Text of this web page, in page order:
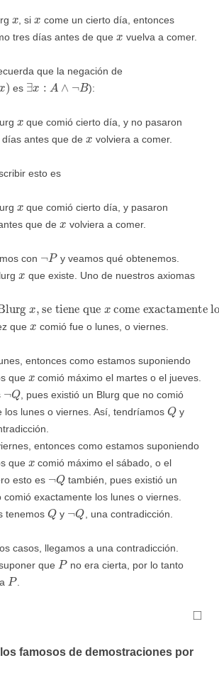
, si
come un cierto día, entonces
tres días antes de que
vuelva a comer.
que la negación de
es ∃ ∧ ¬ ):
que comió cierto día, y no pasaron
antes que de
volviera a comer.
esto es
que comió cierto día, y pasaron
que de
volviera a comer.
con Py veamos qué obtenemos.
que existe. Uno de nuestros axiomas
que comió fue o lunes, o viernes.
entonces como estamos suponiendo
que
comió máximo el martes o el jueves.
Q , pues existió un Blurg que no comió
los lunes o viernes. Así, tendríamos Q y
entonces como estamos suponiendo
que
comió máximo el sábado, o el
esto es
Q también, pues existió un
comió exactamente los lunes o viernes.
tenemos Q y Q , una contradicción.
casos, llegamos a una contradicción.
que Pno era cierta, por lo tanto
P.
◻
famosos de demostraciones por